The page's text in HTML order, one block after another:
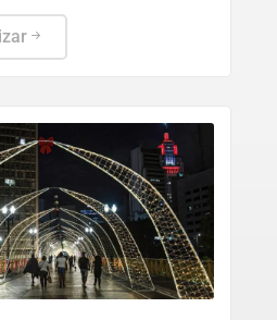
2025, divulgados
feira (5) pelo
Educação (MEC), em
da língua portuguesa
em todas as etapas
a aprendizagem ainda é o
do Brasil.